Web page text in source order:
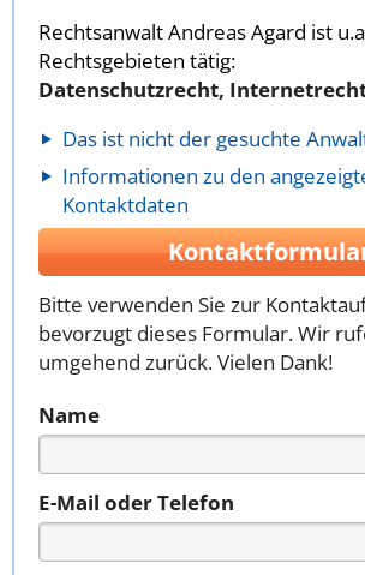
Rechtsanwalt Andreas Agard ist
Rechtsgebieten tätig:
Datenschutzrecht,
Das ist nicht der gesuchte
Informationen zu den
Kontaktdaten
Bitte verwenden Sie zur
bevorzugt dieses Formular. Wir
umgehend zurück. Vielen Dank!
Name
E-Mail oder Telefon